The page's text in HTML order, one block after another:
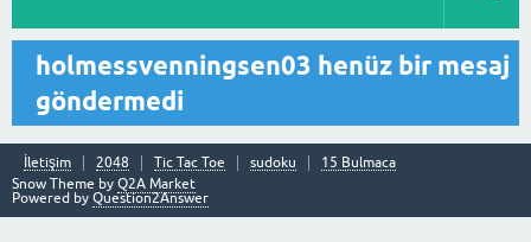
holmessvenningsen03 henüz bir mesaj
göndermedi
İletişim 2048 Tic Tac Toe sudoku
15 Bulmaca
Snow Theme by Q2A Market
Powered by Question2Answer